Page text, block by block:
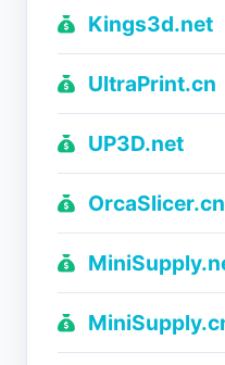
Kings3d.net
UltraPrint.cn
UP3D.net
OrcaSlicer.cn